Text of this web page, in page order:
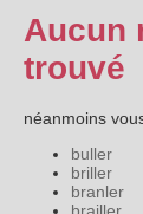
Aucun
trouvé
néanmoins
buller
briller
branler